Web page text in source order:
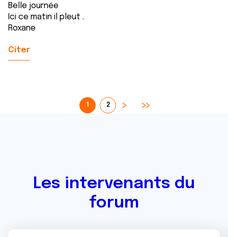
Belle journée
Ici ce matin il pleut .
Roxane
Citer
1 2
Les intervenants du
forum